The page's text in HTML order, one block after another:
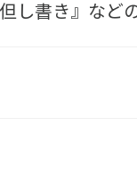
し書き』など